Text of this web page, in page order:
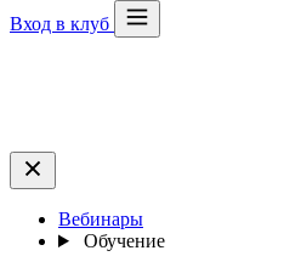
Вход в клуб
Вебинары
Обучение